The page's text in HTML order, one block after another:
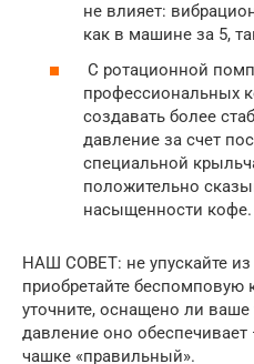
не влияет:
как в машине за 5,
С ротационной
профессиональных
создавать более
давление за счет
специальной
положительно
насыщенности кофе.
НАШ СОВЕТ: не упускайте
приобретайте беспомповую
уточните, оснащено ли
давление оно
чашке «правильный».